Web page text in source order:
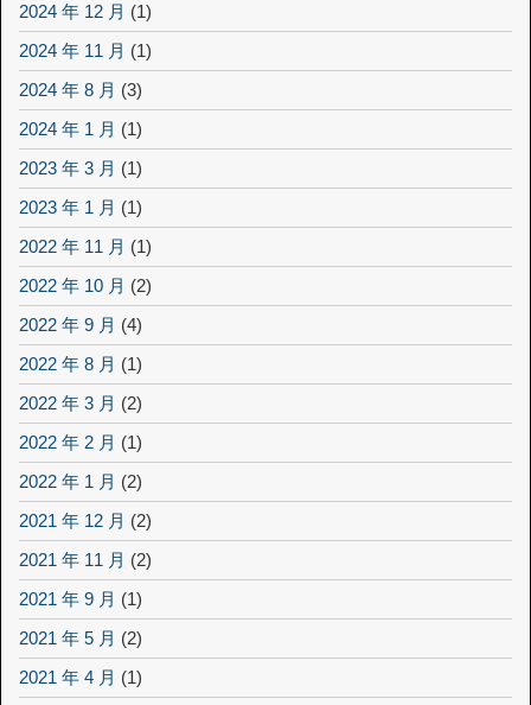
2024 年 12 月 (1)
2024 年 11 月 (1)
2024 年 8 月 (3)
2024 年 1 月 (1)
2023 年 3 月 (1)
2023 年 1 月 (1)
2022 年 11 月 (1)
2022 年 10 月 (2)
2022 年 9 月 (4)
2022 年 8 月 (1)
2022 年 3 月 (2)
2022 年 2 月 (1)
2022 年 1 月 (2)
2021 年 12 月 (2)
2021 年 11 月 (2)
2021 年 9 月 (1)
2021 年 5 月 (2)
2021 年 4 月 (1)